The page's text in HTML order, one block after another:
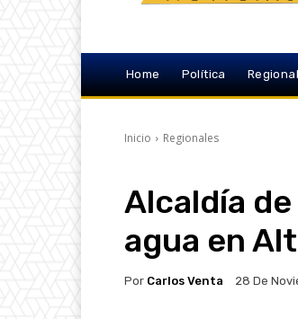
Home Política
Inicio Regionales
Alcaldía
agua en
Por Carlos Venta 28 De